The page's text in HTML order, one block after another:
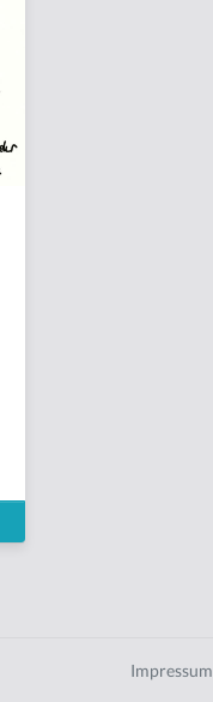
Impressum